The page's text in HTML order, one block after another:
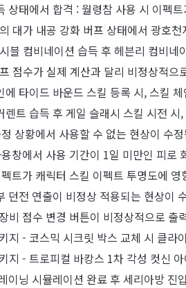
상태에서 합격 : 월령참 사용 시 이펙
대가 내공 강화 버프 상태에서 광호
블 컴비네이션 습득 후 헤븐리 컴비
점수가 실제 계산과 달리 비정상적으
타이드 바운드 스킬 등록 시, 스킬
트 습득 후 게일 슬래시 스킬 시전
상황에서 사용할 수 없는 현상이 수
창에서 사용 기간이 1일 미만인 피
트가 캐릭터 스킬 이펙트 투명도에
던전 연출이 비정상 적용되는 현상이
비 점수 변경 버튼이 비정상적으로 출
지 - 코스믹 시크릿 박스 교체 시 클라
지 - 트로피컬 바캉스 1차 각성 컷신
이닝 시뮬레이션 완료 후 세리아방